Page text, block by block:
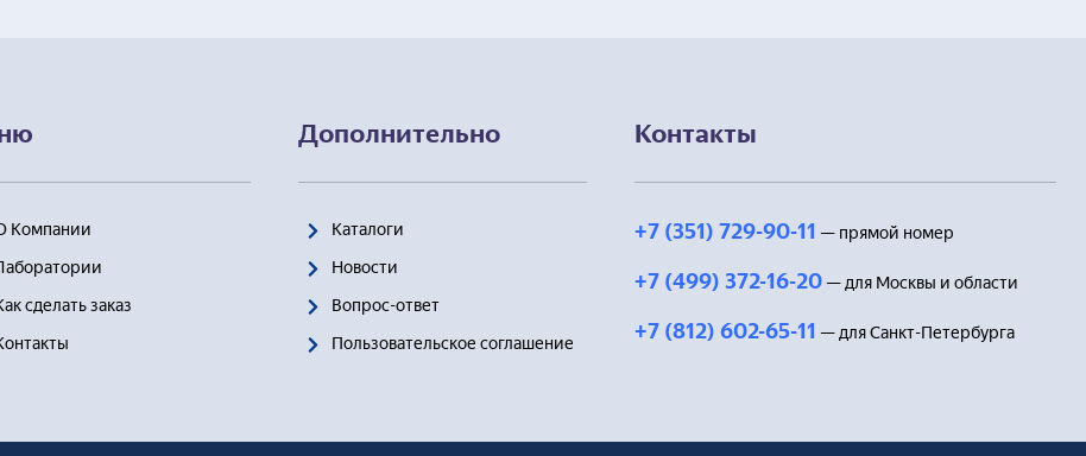
Компании
сделать заказ
Дополнительно
Каталоги
Новости
Вопрос-ответ
Пользовательское соглашение
Контакты
+7 (351) 729-90-11 — прямой номер
+7 (499) 372-16-20 — для Москвы и области
+7 (812) 602-65-11 — для Санкт-Петербурга